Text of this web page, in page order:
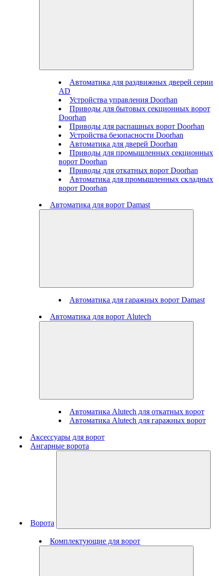
Автоматика для раздвижных дверей серии
AD
Устройства управления Doorhan
Приводы для бытовых секционных ворот
Doorhan
Приводы для распашных ворот Doorhan
Устройства безопасности Doorhan
Автоматика для дверей Doorhan
Приводы для промышленных секционных
ворот Doorhan
Приводы для откатных ворот Doorhan
Автоматика для промышленных складных
ворот Doorhan
Автоматика для ворот Damast
Автоматика для гаражных ворот Damast
Автоматика для ворот Alutech
Автоматика Alutech для откатных ворот
Автоматика Alutech для гаражных ворот
Аксессуары для ворот
Ангарные ворота
Ворота
Комплектующие для ворот